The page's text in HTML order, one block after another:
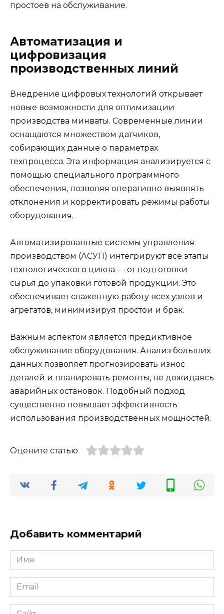
простоев на обслуживание.
Автоматизация и
цифровизация
производственных линий
Внедрение цифровых технологий открывает
новые возможности для оптимизации
производства минваты. Современные линии
оснащаются множеством датчиков,
собирающих данные о параметрах
техпроцесса. Эта информация анализируется с
помощью специального программного
обеспечения, позволяя оперативно выявлять
отклонения и корректировать режимы работы
оборудования.
Автоматизированные системы управления
производством (АСУП) интегрируют все этапы
технологического цикла — от подготовки
сырья до упаковки готовой продукции. Это
обеспечивает слаженную работу всех узлов и
агрегатов, минимизируя простои и брак.
Важным аспектом является предиктивное
обслуживание оборудования. Анализ больших
данных позволяет прогнозировать износ
деталей и планировать ремонты, не дожидаясь
аварийных остановок. Подобный подход
существенно повышает эффективность
использования производственных мощностей.
Оцените статью
Добавить комментарий
Имя
*
Email
*
Сайт